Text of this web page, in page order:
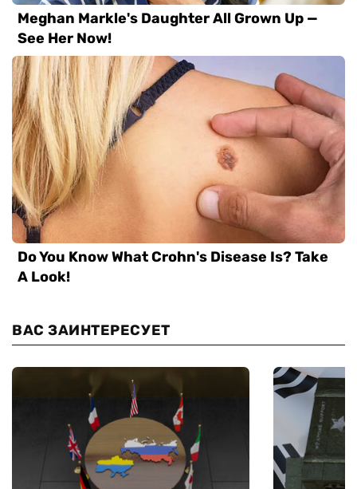
ВАС ЗАИНТЕРЕСУЕТ